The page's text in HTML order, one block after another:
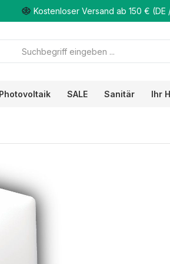
Kostenloser Versand ab 150 € (DE
Photovoltaik SALE Sanitär Ihr